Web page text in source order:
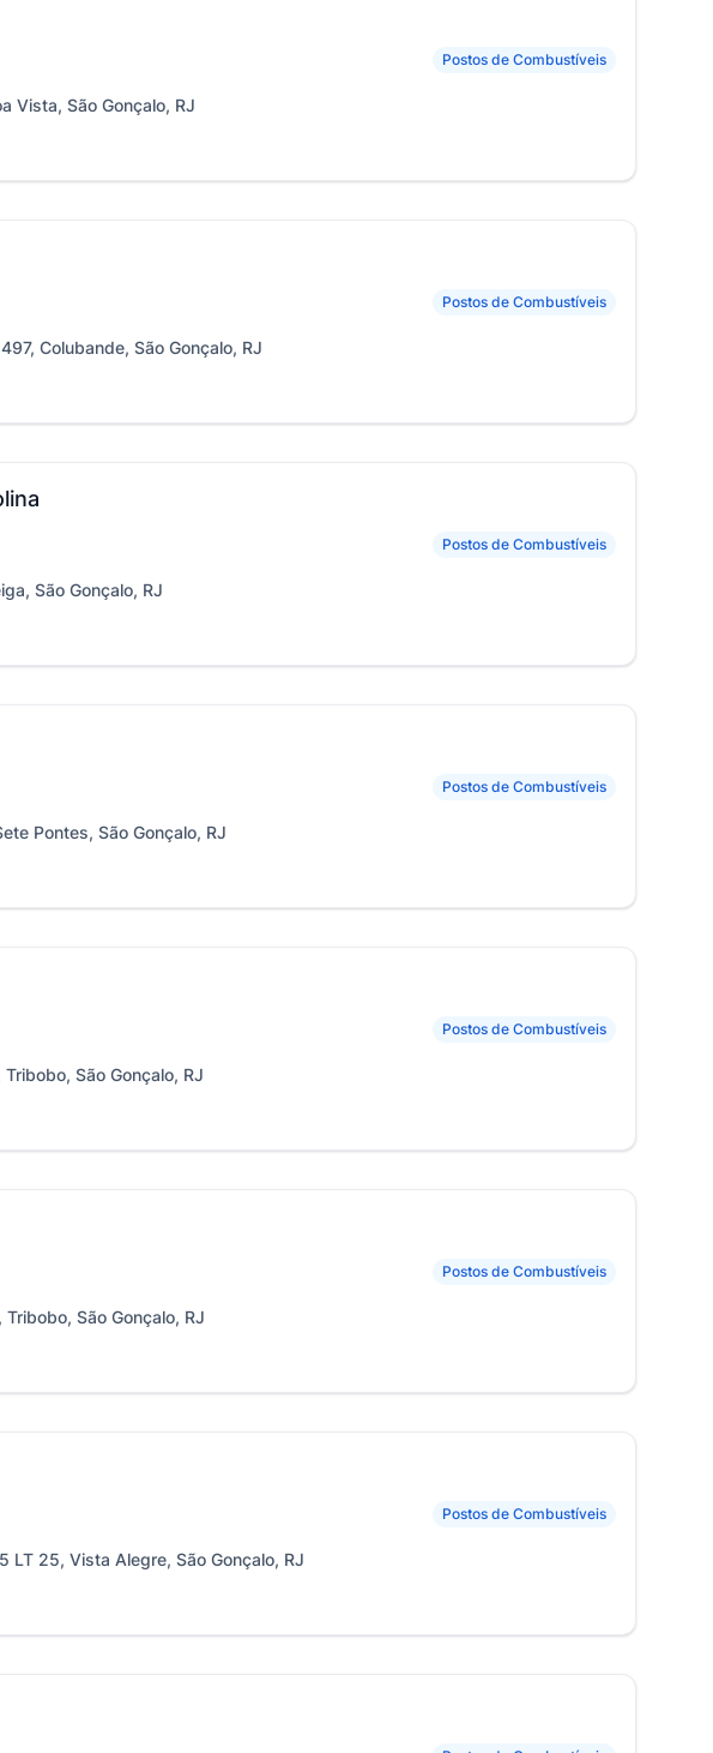
Postos de Combustíveis
Vista, São Gonçalo, RJ
Postos de Combustíveis
Colubande, São Gonçalo, RJ
Postos de Combustíveis
São Gonçalo, RJ
Postos de Combustíveis
Pontes, São Gonçalo, RJ
Postos de Combustíveis
São Gonçalo, RJ
Postos de Combustíveis
São Gonçalo, RJ
Postos de Combustíveis
LT 25, Vista Alegre, São Gonçalo, RJ